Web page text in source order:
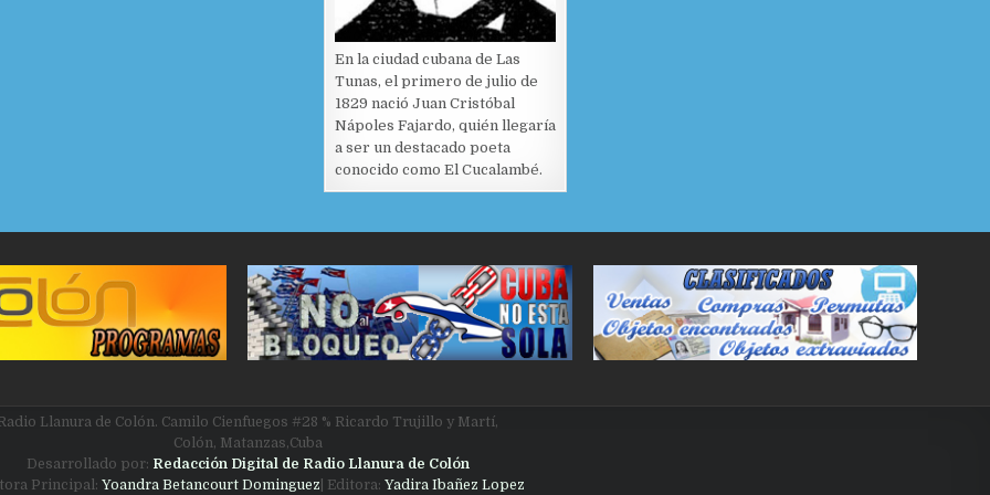
En la ciudad cubana de Las
Tunas, el primero de julio de
1829 nació Juan Cristóbal
Nápoles Fajardo, quién llegaría
a ser un destacado poeta
conocido como El Cucalambé.
Llanura de Colón. Camilo Cienfuegos #28 % Ricardo Trujillo y Martí,
Colón, Matanzas,Cuba
Desarrollado por: Redacción Digital de Radio Llanura de Colón
Principal: Yoandra Betancourt Dominguez | Editora: Yadira Ibañez Lopez